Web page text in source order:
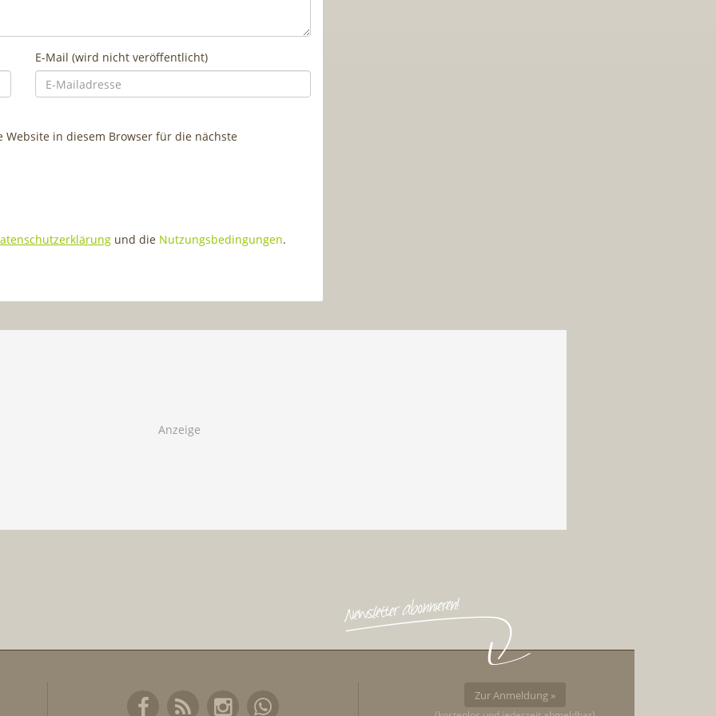
E-Mail (wird nicht veröffentlicht)
in diesem Browser für die nächste
und die Nutzungsbedingungen.
Zur Anmeldung »